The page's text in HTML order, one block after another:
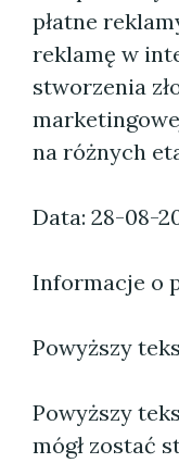
płatne
reklamę w
stworzenia
na różnych
Data: 28-08-
Informacje o
Powyższy
Powyższy
mógł zostać